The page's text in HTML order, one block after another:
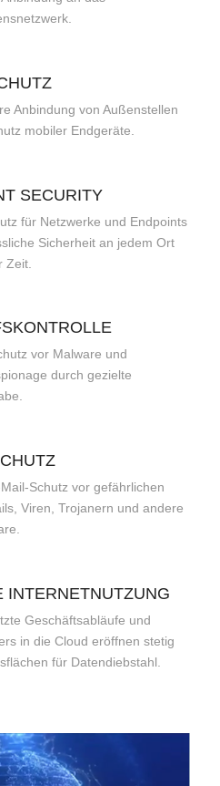
Anbindung von Außenstellen
mobiler Endgeräte.
SECURITY
für Netzwerke und Endpoints
Sicherheit an jedem Ort
Zeit.
vor Malware und
durch gezielte
Schutz vor gefährlichen
Viren, Trojanern und andere
INTERNETNUTZUNG
Geschäftsabläufe und
in die Cloud eröffnen stetig
für Datendiebstahl.